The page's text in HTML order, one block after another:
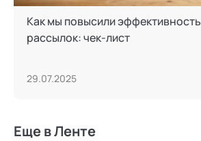
Как мы повысили эффективность
рассылок: чек-лист
29.07.2025
Еще в Ленте